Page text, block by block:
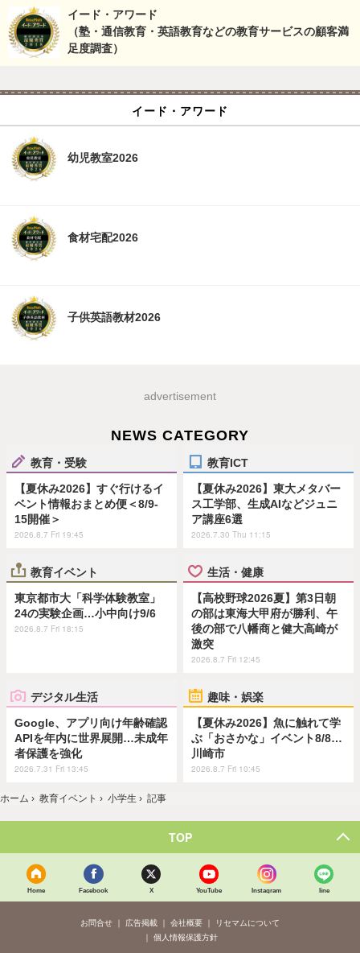
イード・アワード
（塾・通信教育・英語教育などの教育サービスの顧客満
足度調査）
イード・アワード
幼児教室2026
食材宅配2026
子供英語教材2026
advertisement
NEWS CATEGORY
教育・受験
【夏休み2026】すぐ行けるイ
ベント情報おまとめ便＜8/9-
15開催＞
2026.8.7 Fri 19:45
教育ICT
【夏休み2026】東大メタバー
ス工学部、生成AIなどジュニ
ア講座6選
2026.7.30 Thu 11:15
教育イベント
東京都市大「科学体験教室」
24の実験企画…小中向け9/6
2026.8.7 Fri 18:15
生活・健康
【高校野球2026夏】第3日朝
の部は東海大甲府が勝利、午
後の部で八幡商と健大高崎が
激突
2026.8.7 Fri 12:45
デジタル生活
Google、アプリ向け年齢確認
APIを年内に世界展開…未成年
者保護を強化
2026.7.31 Fri 13:45
趣味・娯楽
【夏休み2026】魚に触れて学
ぶ「おさかな」イベント8/8…
川崎市
2026.8.7 Fri 10:45
ホーム › 教育イベント › 小学生 › 記事
TOP
Home Facebook X YouTube Instagram line
お問合せ 広告掲載 会社概要
リセマムについて
個人情報保護方針